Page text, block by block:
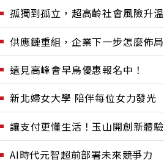
孤獨到孤立，超高齡社會風險升溫
供應鏈重組，企業下一步怎麼佈局
遠見高峰會早鳥優惠報名中！
新北婦女大學 陪伴每位女力發光
讓支付更懂生活！玉山開創新體驗
AI時代元智超前部署未來競爭力